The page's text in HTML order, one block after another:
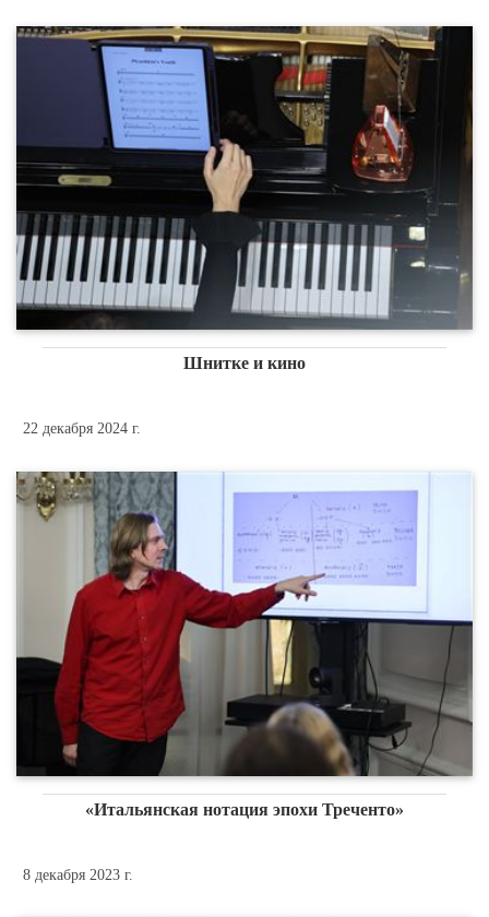
Шнитке и кино
22 декабря 2024 г.
«Итальянская нотация эпохи Треченто»
8 декабря 2023 г.